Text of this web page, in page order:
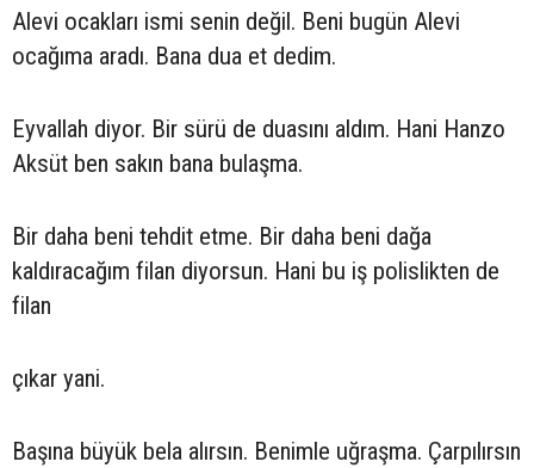
Alevi ocakları ismi senin değil. Beni bugün Alevi
ocağıma aradı. Bana dua et dedim.
Eyvallah diyor. Bir sürü de duasını aldım. Hani Hanzo
Aksüt ben sakın bana bulaşma.
Bir daha beni tehdit etme. Bir daha beni dağa
kaldıracağım filan diyorsun. Hani bu iş polislikten de
filan
çıkar yani.
Başına büyük bela alırsın. Benimle uğraşma. Çarpılırsın